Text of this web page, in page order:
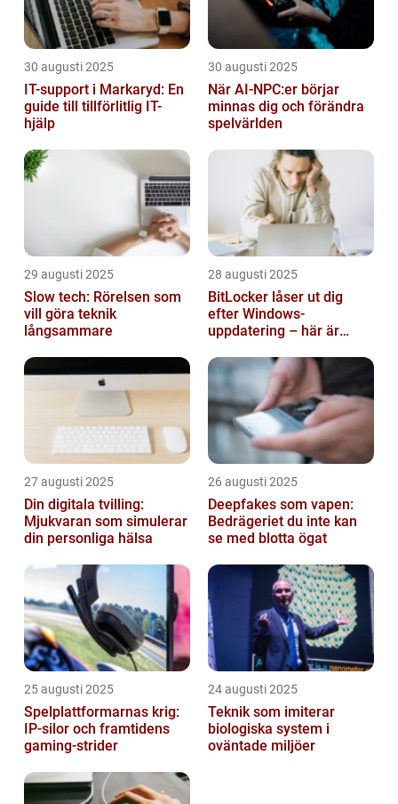
30 augusti 2025
IT-support i Markaryd: En
guide till tillförlitlig IT-
hjälp
30 augusti 2025
När AI-NPC:er börjar
minnas dig och förändra
spelvärlden
29 augusti 2025
Slow tech: Rörelsen som
vill göra teknik
långsammare
28 augusti 2025
BitLocker låser ut dig
efter Windows-
uppdatering – här är
27 augusti 2025
Din digitala tvilling:
Mjukvaran som simulerar
din personliga hälsa
26 augusti 2025
Deepfakes som vapen:
Bedrägeriet du inte kan
se med blotta ögat
25 augusti 2025
Spelplattformarnas krig:
IP‑silor och framtidens
gaming‑strider
24 augusti 2025
Teknik som imiterar
biologiska system i
oväntade miljöer